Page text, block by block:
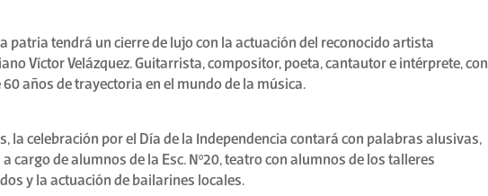
patria tendrá un cierre de lujo con la actuación del reconocido artista
Víctor Velázquez. Guitarrista, compositor, poeta, cantautor e intérprete, con
60 años de trayectoria en el mundo de la música.
la celebración por el Día de la Independencia contará con palabras alusivas,
cargo de alumnos de la Esc. Nº20, teatro con alumnos de los talleres
y la actuación de bailarines locales.